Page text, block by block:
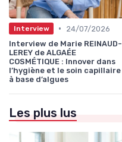
Interview •
24/07/2026
Interview de Marie REINAUD-
LEREY de ALGAÉE
COSMÉTIQUE : Innover dans
l’hygiène et le soin capillaire
à base d’algues
Les plus lus